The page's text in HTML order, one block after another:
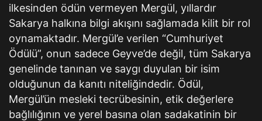
ilkesinden ödün vermeyen Mergül, yıllardır
Sakarya halkına bilgi akışını sağlamada kilit bir rol
oynamaktadır. Mergül’e verilen “Cumhuriyet
Ödülü”, onun sadece Geyve’de değil, tüm Sakarya
genelinde tanınan ve saygı duyulan bir isim
olduğunun da kanıtı niteliğindedir. Ödül,
Mergül’ün mesleki tecrübesinin, etik değerlere
bağlılığının ve yerel basına olan sadakatinin bir